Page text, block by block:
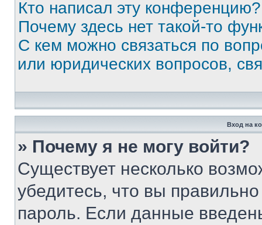
Кто написал эту конференцию?
Почему здесь нет такой-то
С кем можно связаться по
или юридических вопросов,
Вход на
» Почему я не могу войти?
Существует несколько
убедитесь, что вы
пароль. Если данные